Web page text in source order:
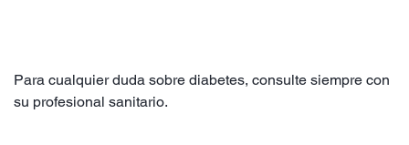
Para cualquier duda sobre diabetes, consulte siempre con
su profesional sanitario.